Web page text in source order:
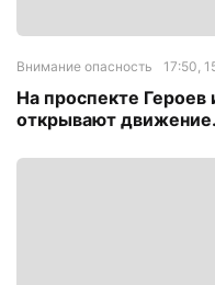
Внимание опасность 17:50,
На проспекте
открывают